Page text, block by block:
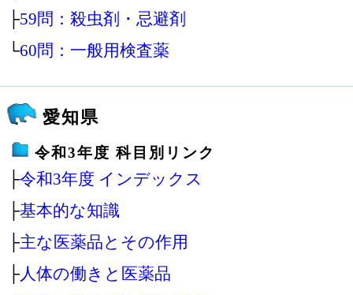
├59問：殺虫剤・忌避剤
└60問：一般用検査薬
愛知県
令和3年度 科目別リンク
├令和3年度 インデックス
├基本的な知識
├主な医薬品とその作用
├人体の働きと医薬品